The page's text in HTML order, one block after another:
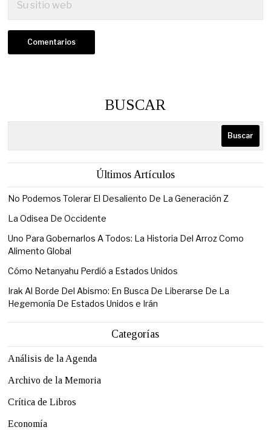
BUSCAR
Buscar
Últimos Artículos
No Podemos Tolerar El Desaliento De La Generación Z
La Odisea De Occidente
Uno Para Gobernarlos A Todos: La Historia Del Arroz Como
Alimento Global
Cómo Netanyahu Perdió a Estados Unidos
Irak Al Borde Del Abismo: En Busca De Liberarse De La
Hegemonía De Estados Unidos e Irán
Categorías
Análisis de la Agenda
Archivo de la Memoria
Crítica de Libros
Economía